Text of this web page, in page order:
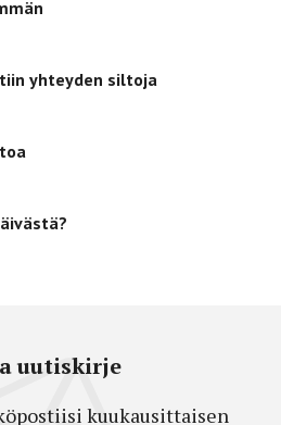
yhteyden siltoja
uutiskirje
kuukausittaisen